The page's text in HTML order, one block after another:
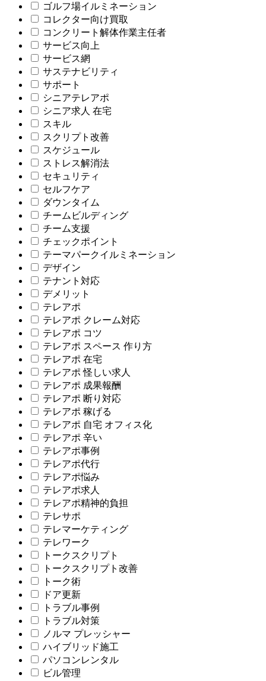
ゴルフ場イルミネーション
コレクター向け買取
コンクリート解体作業主任者
サービス向上
サービス網
サステナビリティ
サポート
シニアテレアポ
シニア求人 在宅
スキル
スクリプト改善
スケジュール
ストレス解消法
セキュリティ
セルフケア
ダウンタイム
チームビルディング
チーム支援
チェックポイント
テーマパークイルミネーション
デザイン
テナント対応
デメリット
テレアポ
テレアポ クレーム対応
テレアポ コツ
テレアポ スペース 作り方
テレアポ 在宅
テレアポ 怪しい求人
テレアポ 成果報酬
テレアポ 断り対応
テレアポ 稼げる
テレアポ 自宅 オフィス化
テレアポ 辛い
テレアポ事例
テレアポ代行
テレアポ悩み
テレアポ求人
テレアポ精神的負担
テレサポ
テレマーケティング
テレワーク
トークスクリプト
トークスクリプト改善
トーク術
ドア更新
トラブル事例
トラブル対策
ノルマ プレッシャー
ハイブリッド施工
パソコンレンタル
ビル管理